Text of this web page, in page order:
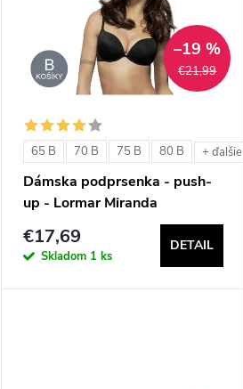
d
€21,99
–19 %
65 B 70 B 75 B 80 B + ďalšie
Dámska podprsenka - push-
up - Lormar Miranda
€17,69
Skladom 1 ks
DETAIL